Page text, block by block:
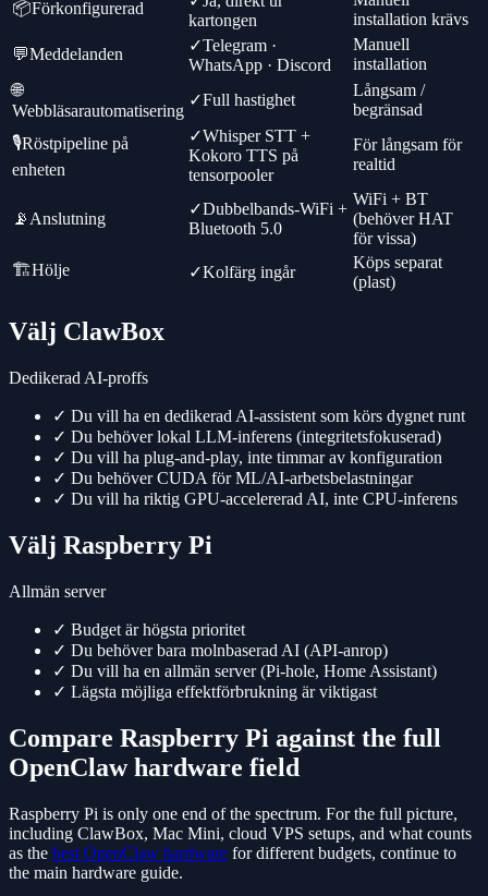
📦Förkonfigurerad
kartongen
installation krävs
💬Meddelanden ✓Telegram ·
WhatsApp · Discord
Manuell
installation
🌐
Webbläsarautomatisering
✓Full hastighet
Långsam /
begränsad
🎙️Röstpipeline på
enheten
✓Whisper STT +
Kokoro TTS på
tensorpooler
För långsam för
realtid
📡 Anslutning
✓Dubbelbands-WiFi +
Bluetooth 5.0
WiFi + BT
(behöver HAT
för vissa)
🏗️Hölje ✓Kolfärg ingår
Köps separat
(plast)
Välj ClawBox
Dedikerad AI-proffs
✓ Du vill ha en dedikerad AI-assistent som körs dygnet runt
✓ Du behöver lokal LLM-inferens (integritetsfokuserad)
✓ Du vill ha plug-and-play, inte timmar av konfiguration
✓ Du behöver CUDA för ML/AI-arbetsbelastningar
✓ Du vill ha riktig GPU-accelererad AI, inte CPU-inferens
Välj Raspberry Pi
Allmän server
✓ Budget är högsta prioritet
✓ Du behöver bara molnbaserad AI (API-anrop)
✓ Du vill ha en allmän server (Pi-hole, Home Assistant)
✓ Lägsta möjliga effektförbrukning är viktigast
Compare Raspberry Pi against the full
OpenClaw hardware field
Raspberry Pi is only one end of the spectrum. For the full picture,
including ClawBox, Mac Mini, cloud VPS setups, and what counts
as the best OpenClaw hardware for different budgets, continue to
the main hardware guide.